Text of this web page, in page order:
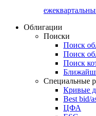
Облигации
Поиски
Поиск
Поиск
Поиск
Специальные
Кривые
Best bid/
ЦФА